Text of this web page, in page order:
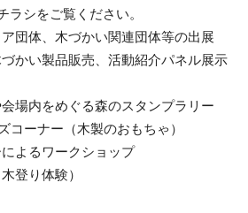
シをご覧ください。
体、木づかい関連団体等の出展
い製品販売、活動紹介パネル展示
内をめぐる森のスタンプラリー
ーナー（木製のおもちゃ）
よるワークショップ
り体験）